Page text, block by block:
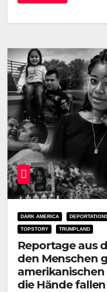
DARK AMERICA
TOPSTORY TRUMPLAND
Reportage aus
den Menschen
die Hände fallen